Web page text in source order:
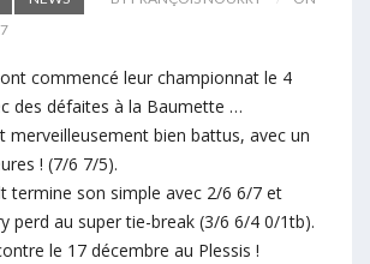
commencé leur championnat le 4
des défaites à la Baumette …
merveilleusement bien battus, avec un
! (7/6 7/5).
termine son simple avec 2/6 6/7 et
perd au super tie-break (3/6 6/4 0/1tb).
le 17 décembre au Plessis !